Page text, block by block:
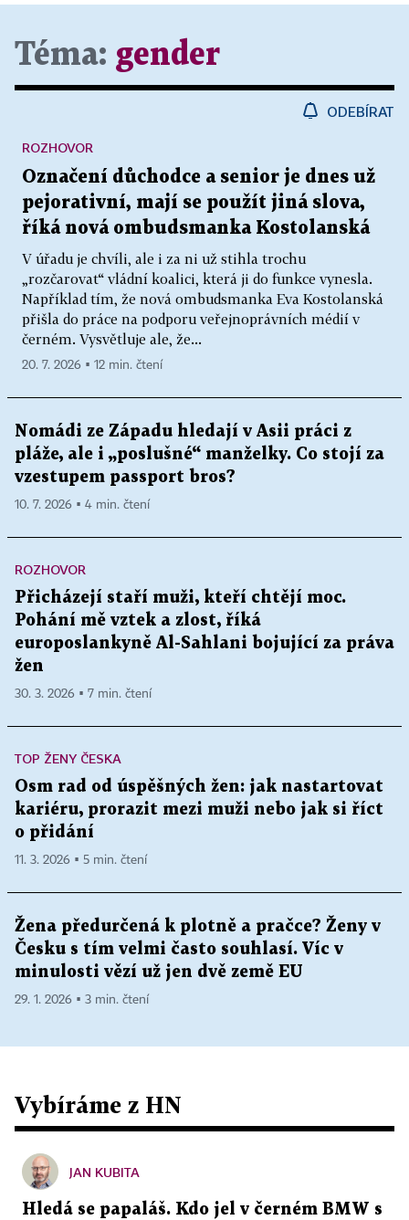
Téma: gender
ODEBÍRAT
Označení důchodce a senior je dnes už
pejorativní, mají se použít jiná slova,
říká nová ombudsmanka Kostolanská
V úřadu je chvíli, ale i za ni už stihla trochu
„rozčarovat“ vládní koalici, která ji do funkce vynesla.
Například tím, že nová ombudsmanka Eva Kostolanská
přišla do práce na podporu veřejnoprávních médií v
černém. Vysvětluje ale, že...
ROZHOVOR
20. 7. 2026 ▪ 12 min. čtení
Nomádi ze Západu hledají v Asii práci z
pláže, ale i „poslušné“ manželky. Co stojí za
vzestupem passport bros?
10. 7. 2026 ▪ 4 min. čtení
ROZHOVOR
Přicházejí staří muži, kteří chtějí moc.
Pohání mě vztek a zlost, říká
europoslankyně Al-Sahlani bojující za práva
žen
30. 3. 2026 ▪ 7 min. čtení
TOP ŽENY ČESKA
Osm rad od úspěšných žen: jak nastartovat
kariéru, prorazit mezi muži nebo jak si říct
o přidání
11. 3. 2026 ▪ 5 min. čtení
Žena předurčená k plotně a pračce? Ženy v
Česku s tím velmi často souhlasí. Víc v
minulosti vězí už jen dvě země EU
29. 1. 2026 ▪ 3 min. čtení
Vybíráme z HN
JAN KUBITA
Hledá se papaláš. Kdo jel v černém BMW s